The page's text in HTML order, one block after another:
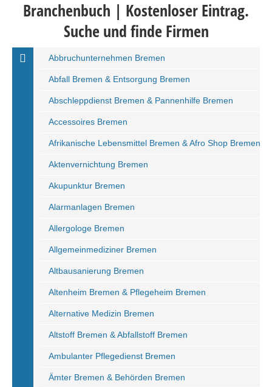
Branchenbuch | Kostenloser Eintrag.
Suche und finde Firmen
Abbruchunternehmen Bremen
Abfall Bremen & Entsorgung Bremen
Abschleppdienst Bremen & Pannenhilfe Bremen
Accessoires Bremen
Afrikanische Lebensmittel Bremen & Afro Shop Bremen
Aktenvernichtung Bremen
Akupunktur Bremen
Alarmanlagen Bremen
Allergologe Bremen
Allgemeinmediziner Bremen
Altbausanierung Bremen
Altenheim Bremen & Pflegeheim Bremen
Alternative Medizin Bremen
Altstoff Bremen & Abfallstoff Bremen
Ambulanter Pflegedienst Bremen
Ämter Bremen & Behörden Bremen